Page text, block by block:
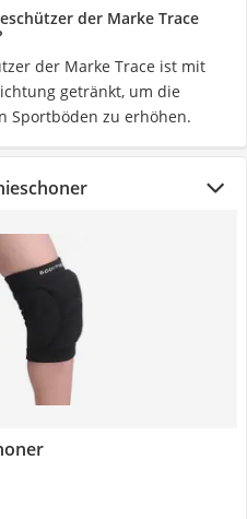
der Marke Trace
der Marke Trace ist mit
getränkt, um die
Sportböden zu erhöhen.